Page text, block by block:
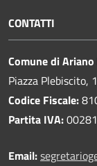
CONTATTI
Comune di
Piazza Plebiscito,
Codice Fiscale:
Partita IVA:
Email: